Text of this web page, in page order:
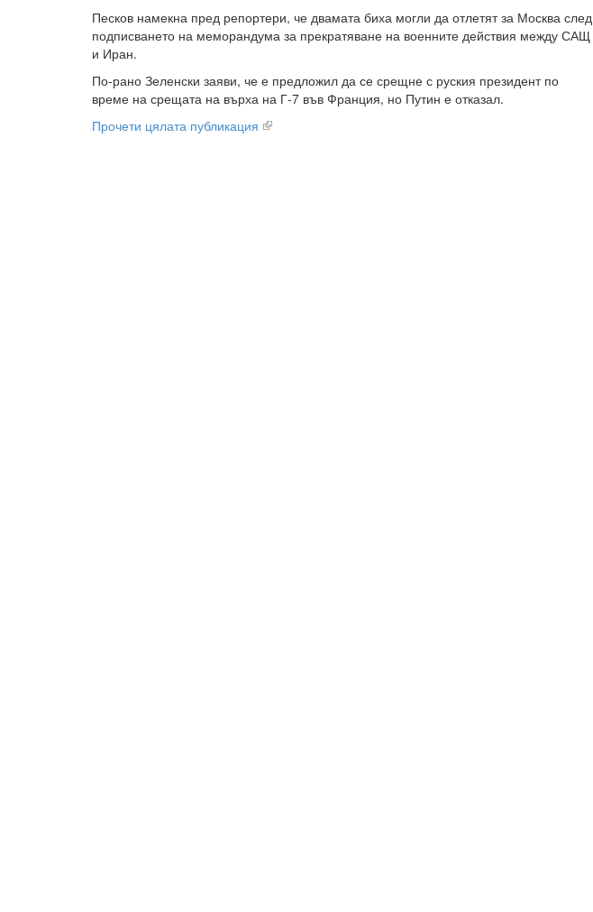
Песков намекна пред репортери, че двамата биха могли да отлетят за Москва след
подписването на меморандума за прекратяване на военните действия между САЩ
и Иран.
По-рано Зеленски заяви, че е предложил да се срещне с руския президент по
време на срещата на върха на Г-7 във Франция, но Путин е отказал.
Прочети цялата публикация